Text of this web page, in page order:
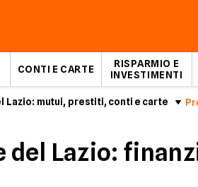
CONTI E CARTE
RISPARMIO E
INVESTIMENTI
Lazio: mutui, prestiti, conti e carte
del Lazio: